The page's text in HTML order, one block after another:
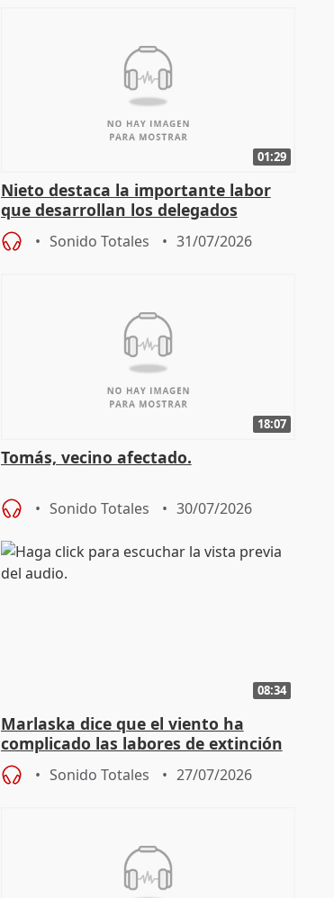
01:29
Nieto destaca la importante labor
que desarrollan los delegados
territoriales de la Junta
Sonido Totales 31/07/2026
18:07
Tomás, vecino afectado.
Sonido Totales 30/07/2026
08:34
Marlaska dice que el viento ha
complicado las labores de extinción
durante la madrugada
Sonido Totales 27/07/2026